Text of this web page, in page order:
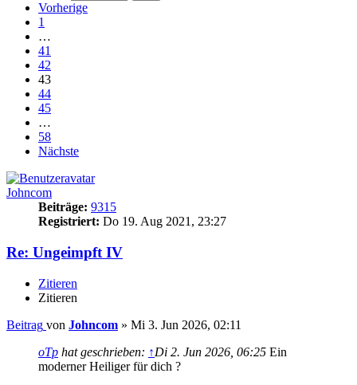
Vorherige
1
…
41
42
43
44
45
…
58
Nächste
Johncom
Beiträge: 9315
Registriert: Do 19. Aug 2021, 23:27
Re: Ungeimpft IV
Zitieren
Zitieren
Beitrag von Johncom » Mi 3. Jun 2026, 02:11
oTp hat geschrieben: ↑Di 2. Jun 2026, 06:25 Ein
moderner Heiliger für dich ?